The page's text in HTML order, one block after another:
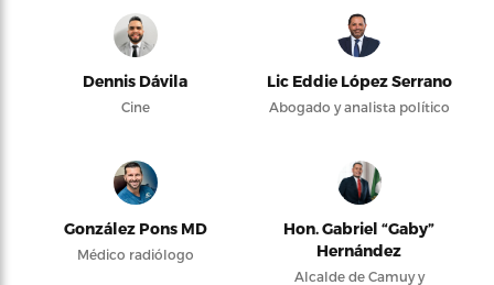
Dennis Dávila
Cine
Lic Eddie López Serrano
Abogado y analista político
González Pons MD
Médico radiólogo
Hon. Gabriel “Gaby”
Hernández
Alcalde de Camuy y